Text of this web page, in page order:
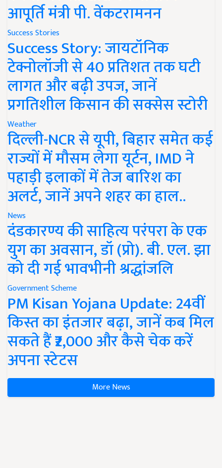
आपूर्ति मंत्री पी. वेंकटरामनन
Success Stories
Success Story: जायटॉनिक
टेक्नोलॉजी से 40 प्रतिशत तक घटी
लागत और बढ़ी उपज, जानें
प्रगतिशील किसान की सक्सेस स्टोरी
Weather
दिल्ली-NCR से यूपी, बिहार समेत कई
राज्यों में मौसम लेगा यूर्टन, IMD ने
पहाड़ी इलाकों में तेज बारिश का
अलर्ट, जानें अपने शहर का हाल..
News
दंडकारण्य की साहित्य परंपरा के एक
युग का अवसान, डॉ (प्रो). बी. एल. झा
को दी गई भावभीनी श्रद्धांजलि
Government Scheme
PM Kisan Yojana Update: 24वीं
किस्त का इंतजार बढ़ा, जानें कब मिल
सकते हैं ₹2,000 और कैसे चेक करें
अपना स्टेटस
More News